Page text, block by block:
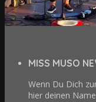
MISS MUSO
Wenn Du Dich
hier deinen